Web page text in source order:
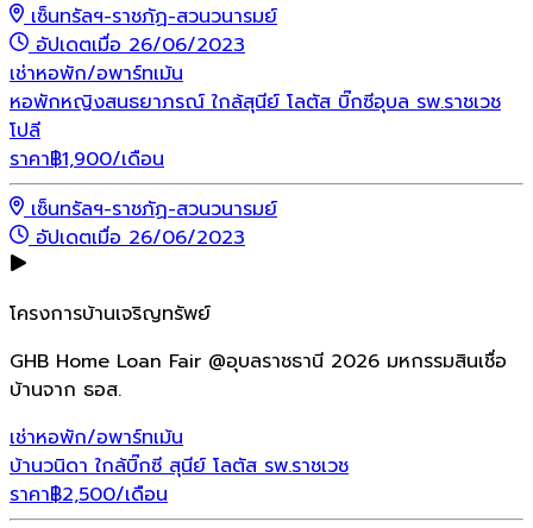
เซ็นทรัลฯ-ราชภัฏ-สวนวนารมย์
อัปเดตเมื่อ 26/06/2023
เช่าหอพัก/อพาร์ทเม้น
หอพักหญิงสนธยาภรณ์ ใกล้สุนีย์ โลตัส บิ๊กซีอุบล รพ.ราชเวช
โปลี
ราคา฿1,900/เดือน
เซ็นทรัลฯ-ราชภัฏ-สวนวนารมย์
อัปเดตเมื่อ 26/06/2023
โครงการบ้านเจริญทรัพย์
GHB Home Loan Fair @อุบลราชธานี 2026 มหกรรมสินเชื่อ
บ้านจาก ธอส.
เช่าหอพัก/อพาร์ทเม้น
บ้านวนิดา ใกล้บิ๊กซี สุนีย์ โลตัส รพ.ราชเวช
ราคา฿2,500/เดือน